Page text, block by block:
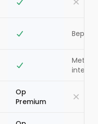
Beperkt
Met
Op
Premium